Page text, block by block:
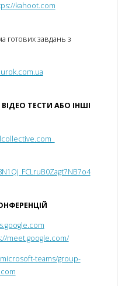
kahoot.com
готових завдань з
ТЕСТИ АБО ІНШІ
meet.google.com/
teams/group-